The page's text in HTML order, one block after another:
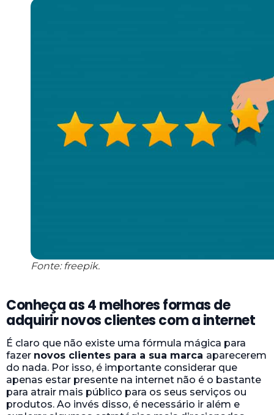
Fonte: freepik.
Conheça as 4 melhores formas de
adquirir novos clientes com a internet
É claro que não existe uma fórmula mágica para
fazer novos clientes para a sua marca aparecerem
do nada. Por isso, é importante considerar que
apenas estar presente na internet não é o bastante
para atrair mais público para os seus serviços ou
produtos. Ao invés disso, é necessário ir além e